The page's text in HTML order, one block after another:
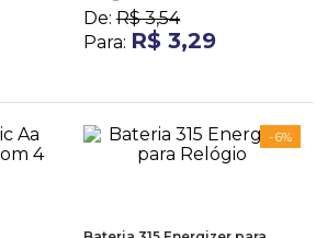
De: R$ 3,54
Para: R$ 3,29
-6%